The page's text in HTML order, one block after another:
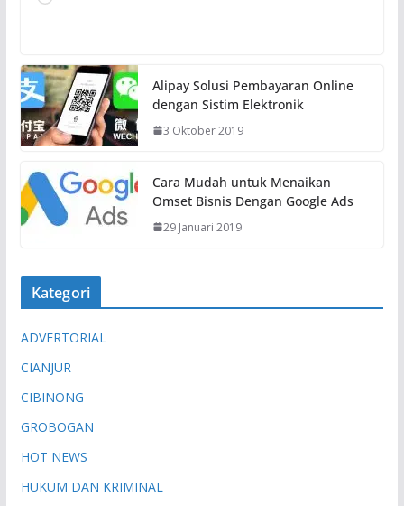
u
a
t
.
Alipay Solusi Pembayaran Online
dengan Sistim Elektronik
3 Oktober 2019
Cara Mudah untuk Menaikan
Omset Bisnis Dengan Google Ads
29 Januari 2019
Kategori
ADVERTORIAL
CIANJUR
CIBINONG
GROBOGAN
HOT NEWS
HUKUM DAN KRIMINAL